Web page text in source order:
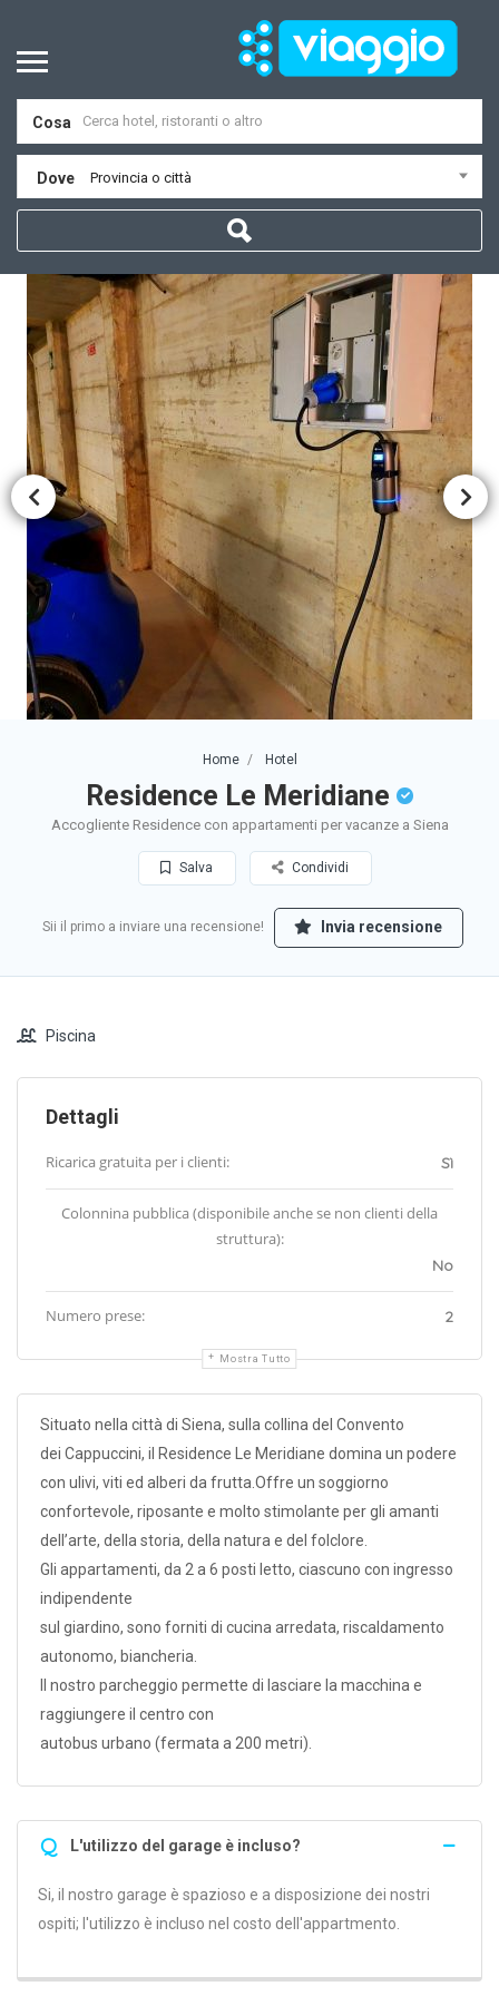
Cosa
Dove Provincia o città
Home Hotel
Residence Le Meridiane
Accogliente Residence con appartamenti per vacanze a Siena
Salva Condividi
Sii il primo a inviare una recensione! Invia recensione
Piscina
Dettagli
Ricarica gratuita per i clienti: Sì
Colonnina pubblica (disponibile anche se non clienti della
struttura):
No
Numero prese: 2
Mostra Tutto
Situato nella città di Siena, sulla collina del Convento
dei Cappuccini, il Residence Le Meridiane domina un podere
con ulivi, viti ed alberi da frutta.Offre un soggiorno
confortevole, riposante e molto stimolante per gli amanti
dell’arte, della storia, della natura e del folclore.
Gli appartamenti, da 2 a 6 posti letto, ciascuno con ingresso
indipendente
sul giardino, sono forniti di cucina arredata, riscaldamento
autonomo, biancheria.
Il nostro parcheggio permette di lasciare la macchina e
raggiungere il centro con
autobus urbano (fermata a 200 metri).
Q L'utilizzo del garage è incluso?
Si, il nostro garage è spazioso e a disposizione dei nostri
ospiti; l'utilizzo è incluso nel costo dell'appartmento.